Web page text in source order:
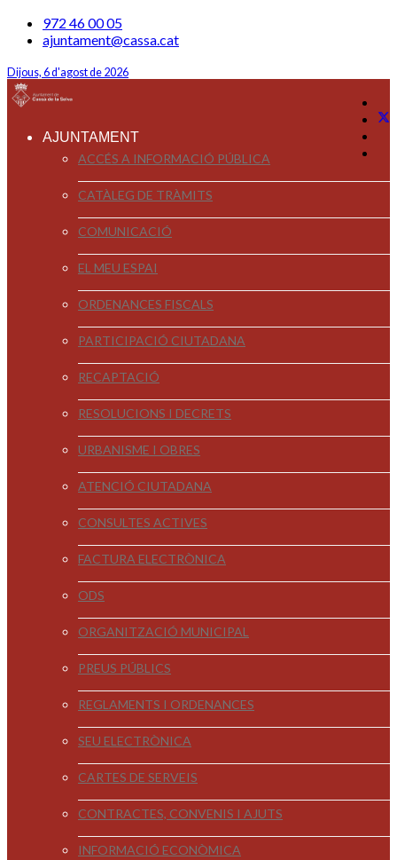
972 46 00 05
ajuntament@cassa.cat
Dijous, 6 d'agost de 2026
AJUNTAMENT
ACCÉS A INFORMACIÓ PÚBLICA
CATÀLEG DE TRÀMITS
COMUNICACIÓ
EL MEU ESPAI
ORDENANCES FISCALS
PARTICIPACIÓ CIUTADANA
RECAPTACIÓ
RESOLUCIONS I DECRETS
URBANISME I OBRES
ATENCIÓ CIUTADANA
CONSULTES ACTIVES
FACTURA ELECTRÒNICA
ODS
ORGANITZACIÓ MUNICIPAL
PREUS PÚBLICS
REGLAMENTS I ORDENANCES
SEU ELECTRÒNICA
CARTES DE SERVEIS
CONTRACTES, CONVENIS I AJUTS
INFORMACIÓ ECONÒMICA